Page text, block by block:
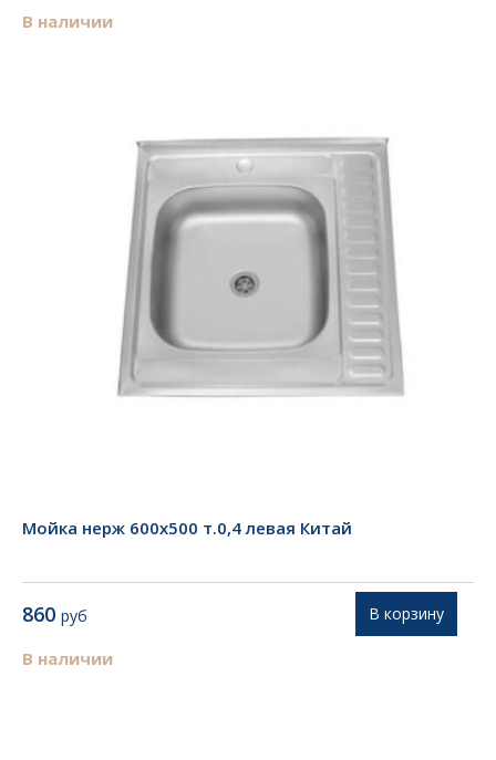
В наличии
Мойка нерж 600х500 т.0,4 левая Китай
860 руб
В наличии
В корзину